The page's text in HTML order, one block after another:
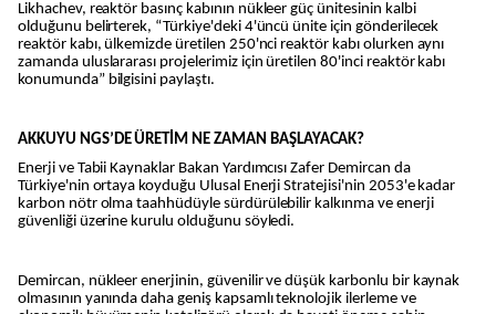
Likhachev, reaktör basınç kabının nükleer güç ünitesinin kalbi
olduğunu belirterek, “Türkiye'deki 4'üncü ünite için gönderilecek
reaktör kabı, ülkemizde üretilen 250'nci reaktör kabı olurken aynı
zamanda uluslararası projelerimiz için üretilen 80'inci reaktör kabı
konumunda” bilgisini paylaştı.
AKKUYU NGS’DE ÜRETİM NE ZAMAN BAŞLAYACAK?
Enerji ve Tabii Kaynaklar Bakan Yardımcısı Zafer Demircan da
Türkiye'nin ortaya koyduğu Ulusal Enerji Stratejisi'nin 2053'e kadar
karbon nötr olma taahhüdüyle sürdürülebilir kalkınma ve enerji
güvenliği üzerine kurulu olduğunu söyledi.
Demircan, nükleer enerjinin, güvenilir ve düşük karbonlu bir kaynak
olmasının yanında daha geniş kapsamlı teknolojik ilerleme ve